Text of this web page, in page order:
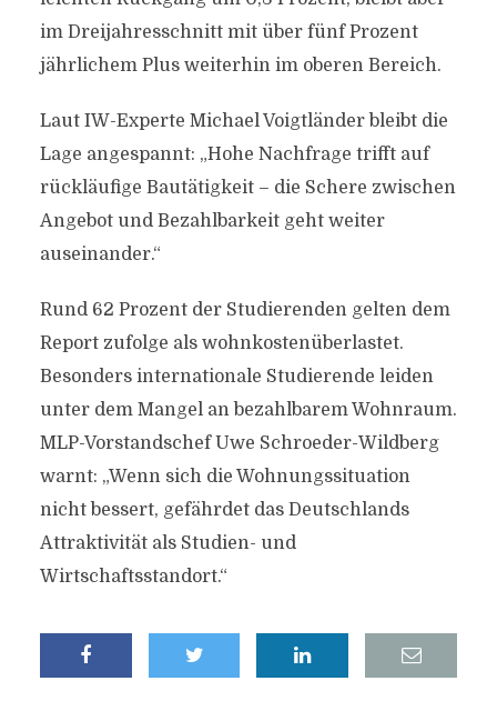
im Dreijahresschnitt mit über fünf Prozent
jährlichem Plus weiterhin im oberen Bereich.
Laut IW-Experte Michael Voigtländer bleibt die
Lage angespannt: „Hohe Nachfrage trifft auf
rückläufige Bautätigkeit – die Schere zwischen
Angebot und Bezahlbarkeit geht weiter
auseinander.“
Rund 62 Prozent der Studierenden gelten dem
Report zufolge als wohnkostenüberlastet.
Besonders internationale Studierende leiden
unter dem Mangel an bezahlbarem Wohnraum.
MLP-Vorstandschef Uwe Schroeder-Wildberg
warnt: „Wenn sich die Wohnungssituation
nicht bessert, gefährdet das Deutschlands
Attraktivität als Studien- und
Wirtschaftsstandort.“